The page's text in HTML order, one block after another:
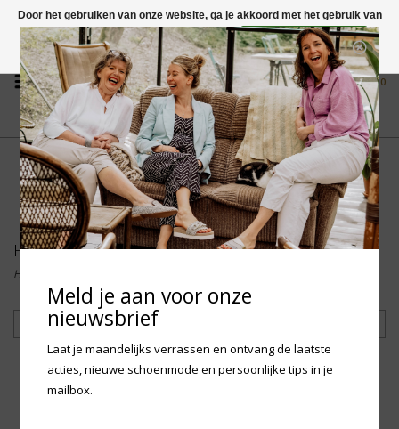
Vragen? App naar +31 58 250 1503
0
GRATIS VERZENDING NL
Vanaf € 75,-
FYSIEKE WINKEL
in Mantgum (frl)
fdad
Heren
Home
Filteren
Door het gebruiken van onze website, ga je akkoord met het gebruik van
cookies om onze website te verbeteren.
Dit bericht verbergen
Meer over cookies »
Meld je aan voor onze
nieuwsbrief
Laat je maandelijks verrassen en ontvang de laatste
acties, nieuwe schoenmode en persoonlijke tips in je
mailbox.